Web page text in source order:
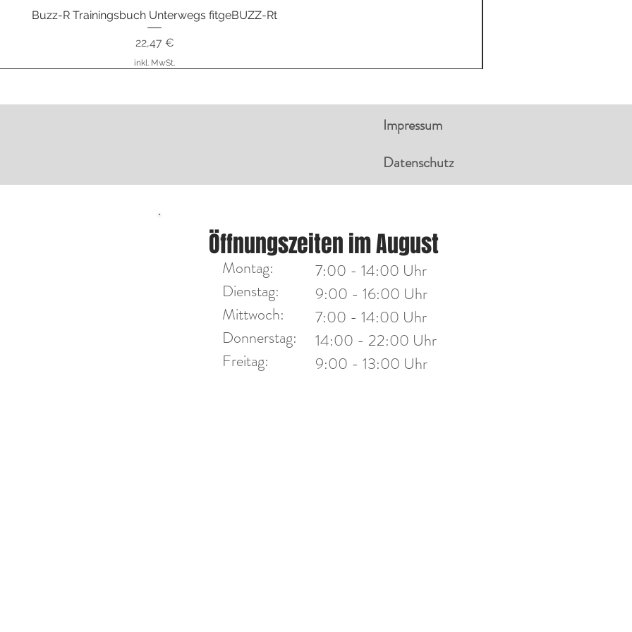
Schnellansicht
Buzz-R Trainingsbuch Unterwegs fitgeBUZZ-Rt
Preis
22,47 €
inkl. MwSt.
Impressum
Datenschutz
Dienstag
Mittwoch
Donnerstag
Freitag
14:00 - 18:00 Uhr
14:00 - 18:00 Uhr
14:00 - 19:30 Uhr
10:00 - 13:00 Uhr
Öffnungszeiten im August
Montag:
Dienstag:
Mittwoch:​
Donnerstag:
Freitag:
7:00 - 14:00 Uhr
9:00 - 16:00 Uhr
7:00 - 14:00 Uhr
14:00 - 22:00 Uhr
9:00 - 13:00 Uhr